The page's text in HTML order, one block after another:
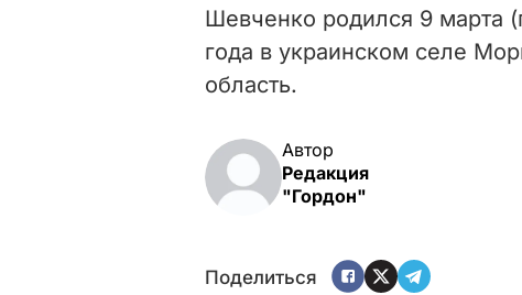
Шевченко родился 9 марта
года в украинском селе
область.
Автор
Редакция
"Гордон"
Поделиться